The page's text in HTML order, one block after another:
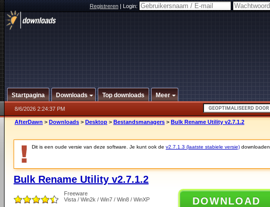
Registreren|Login:
Startpagina Downloads Top downloads Meer
8/6/2026 2:24:37 PM
AfterDawn > Downloads > Desktop > Bestandsmanagers > Bulk Rename Utility v2.7.1.2
Dit is een oude versie van deze software. Je kunt ook de v2.7.1.3 (laatste stabiele versie) downloaden.
Bulk Rename Utility v2.7.1.2
Freeware
Vista / Win2k / Win7 / Win8 / WinXP
DOWNLOAD